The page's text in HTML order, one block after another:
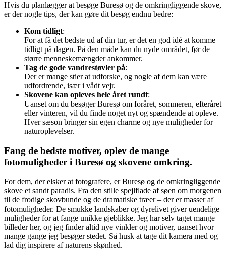
Hvis du planlægger at besøge Buresø og de omkringliggende skove,
er der nogle tips, der kan gøre dit besøg endnu bedre:
Kom tidligt:
For at få det bedste ud af din tur, er det en god idé at komme
tidligt på dagen. På den måde kan du nyde området, før de
større menneskemængder ankommer.
Tag de gode vandrestøvler på:
Der er mange stier at udforske, og nogle af dem kan være
udfordrende, især i vådt vejr.
Skovene kan opleves hele året rundt:
Uanset om du besøger Buresø om foråret, sommeren, efteråret
eller vinteren, vil du finde noget nyt og spændende at opleve.
Hver sæson bringer sin egen charme og nye muligheder for
naturoplevelser.
Fang de bedste motiver, oplev de mange
fotomuligheder i Buresø og skovene omkring.
For dem, der elsker at fotografere, er Buresø og de omkringliggende
skove et sandt paradis. Fra den stille spejlflade af søen om morgenen
til de frodige skovbunde og de dramatiske træer – der er masser af
fotomuligheder. De smukke landskaber og dyrelivet giver uendelige
muligheder for at fange unikke øjeblikke. Jeg har selv taget mange
billeder her, og jeg finder altid nye vinkler og motiver, uanset hvor
mange gange jeg besøger stedet. Så husk at tage dit kamera med og
lad dig inspirere af naturens skønhed.